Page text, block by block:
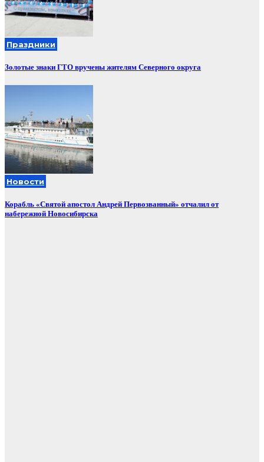
Праздники
Золотые знаки ГТО вручены жителям Северного округа
Новости
Корабль «Святой апостол Андрей Первозванный» отчалил от
набережной Новосибирска